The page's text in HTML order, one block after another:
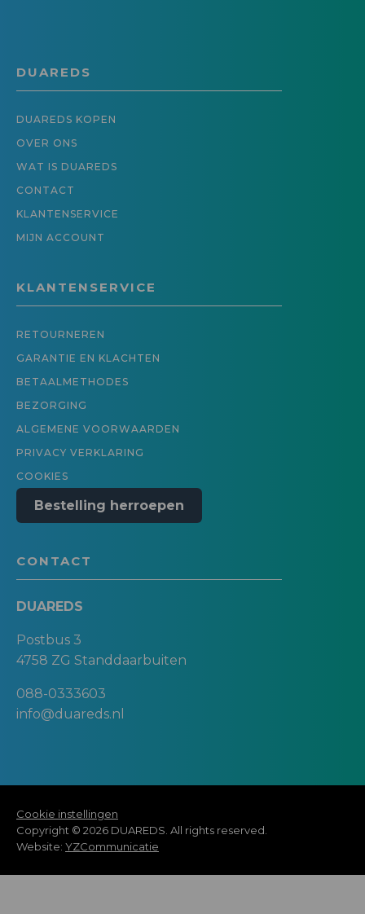
DUAREDS
DUAREDS KOPEN
OVER ONS
WAT IS DUAREDS
CONTACT
KLANTENSERVICE
MIJN ACCOUNT
KLANTENSERVICE
RETOURNEREN
GARANTIE EN KLACHTEN
BETAALMETHODES
BEZORGING
ALGEMENE VOORWAARDEN
PRIVACY VERKLARING
COOKIES
Bestelling herroepen
CONTACT
DUAREDS
Postbus 3
4758 ZG Standdaarbuiten
088-0333603
info@duareds.nl
Cookie instellingen
Copyright © 2026 DUAREDS. All rights reserved.
Website: YZCommunicatie